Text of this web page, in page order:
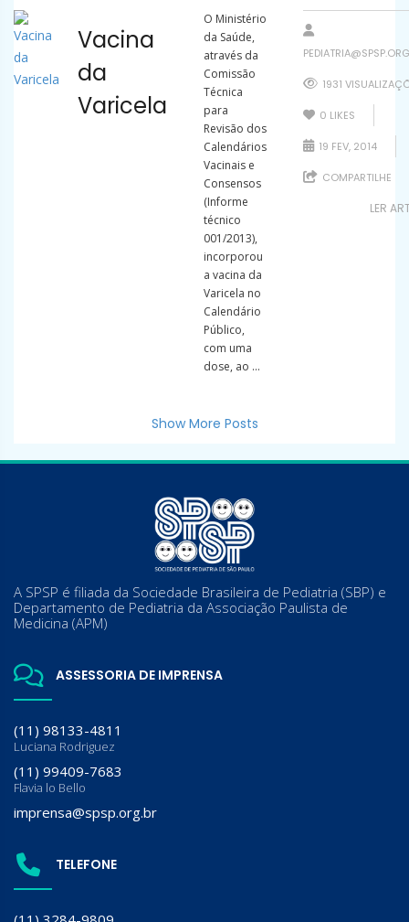
Vacina
da
Varicela
O Ministério
da Saúde,
através da
Comissão
Técnica
para
Revisão dos
Calendários
Vacinais e
Consensos
(Informe
técnico
001/2013),
incorporou
a vacina da
Varicela no
Calendário
Público,
com uma
dose, ao ...
1931
0 LIKES
19 FEV, 2014
COMPARTILHE
LER
Show More Posts
A SPSP é filiada da Sociedade Brasileira de Pediatria (SBP) e
Departamento de Pediatria da Associação Paulista de
Medicina (APM)
ASSESSORIA DE IMPRENSA
(11) 98133-4811
Luciana Rodriguez
(11) 99409-7683
Flavia lo Bello
imprensa@spsp.org.br
TELEFONE